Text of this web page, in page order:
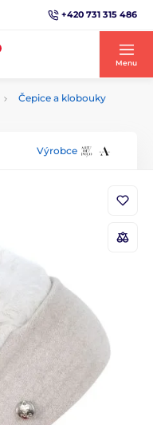
+420 731 315 486
Menu
Čepice a klobouky
Výrobce